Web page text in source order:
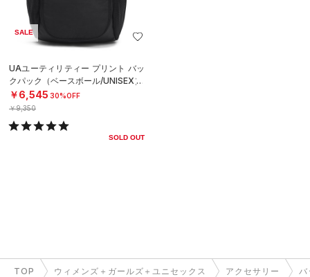
SALE
UAユーティリティー プリント バッ
クパック（ベースボール/UNISEX）
￥6,545 30%OFF
￥9,350
SOLD OUT
TOP ウィメンズ＋ガールズ＋ユニセックス アクセサリー